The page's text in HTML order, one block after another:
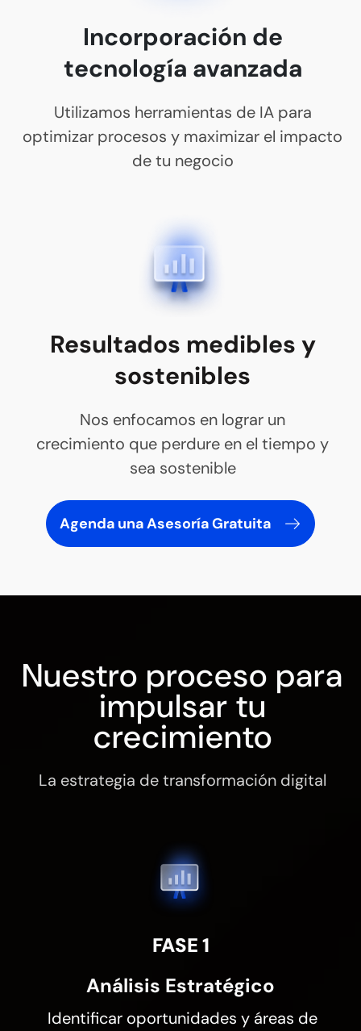
Incorporación de
tecnología avanzada
Utilizamos herramientas de IA para
optimizar procesos y maximizar el impacto
de tu negocio
Resultados medibles y
sostenibles
Nos enfocamos en lograr un
crecimiento que perdure en el tiempo y
sea sostenible
Agenda una Asesoría Gratuita
Nuestro proceso para
impulsar tu
crecimiento
La estrategia de transformación digital
FASE 1
Análisis Estratégico
Identificar oportunidades y áreas de